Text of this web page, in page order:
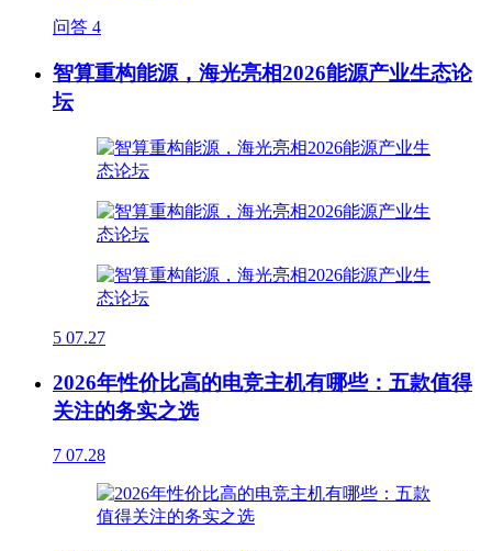
问答 4
智算重构能源，海光亮相2026能源产业生态论
坛
5 07.27
2026年性价比高的电竞主机有哪些：五款值得
关注的务实之选
7 07.28